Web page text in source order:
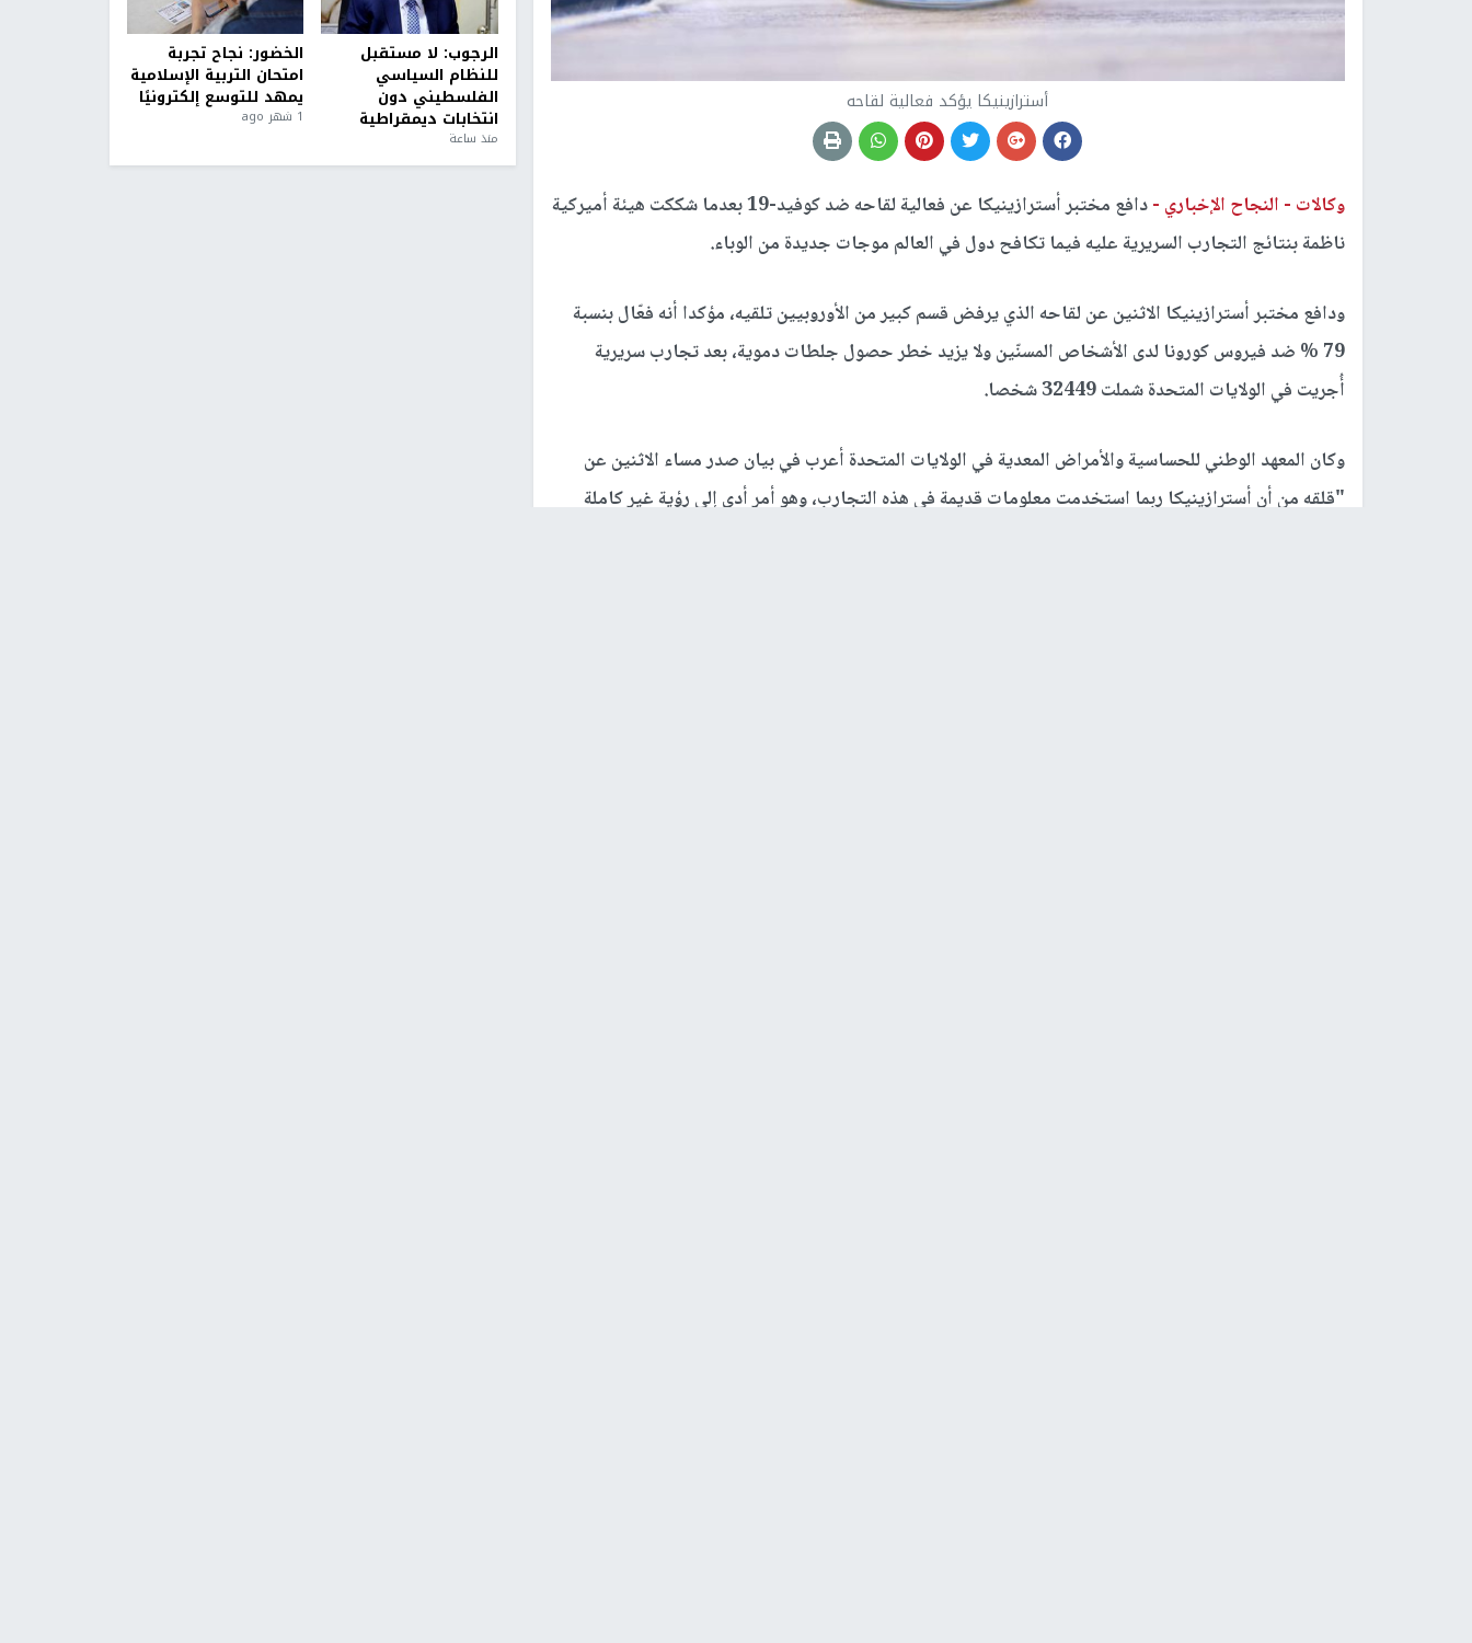
أسترازينيكا يؤكد فعالية لقاحه
وكالات - النجاح الإخباري -
دافع مختبر أسترازينيكا عن فعالية لقاحه ضد كوفيد-19 بعدما شككت هيئة أميركية
ناظمة بنتائج التجارب السريرية عليه فيما تكافح دول في العالم موجات جديدة من الوباء.
ودافع مختبر أسترازينيكا الاثنين عن لقاحه الذي يرفض قسم كبير من الأوروبيين تلقيه، مؤكدا أنه فعّال بنسبة
79 % ضد فيروس كورونا لدى الأشخاص المسنّين ولا يزيد خطر حصول جلطات دموية، بعد تجارب سريرية
أُجريت في الولايات المتحدة شملت 32449 شخصا.
وكان المعهد الوطني للحساسية والأمراض المعدية في الولايات المتحدة أعرب في بيان صدر مساء الاثنين عن
"قلقه من أن أسترازينيكا ربما استخدمت معلومات قديمة في هذه التجارب، وهو أمر أدى إلى رؤية غير كاملة
الرجوب: لا مستقبل
للنظام السياسي
الفلسطيني دون
انتخابات ديمقراطية
منذ ساعة
الخضور: نجاح تجربة
امتحان التربية الإسلامية
يمهد للتوسع إلكترونيًا
1 شهر ago